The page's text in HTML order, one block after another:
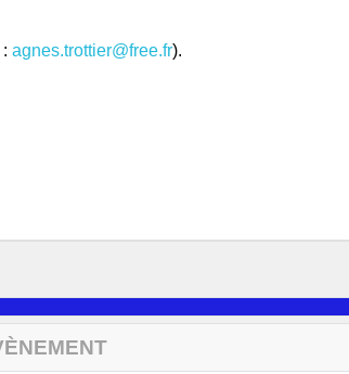
agnes.trottier@free.fr).